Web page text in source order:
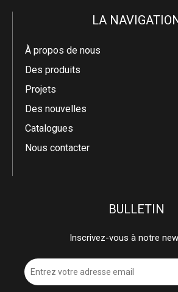
LA
À propos de nous
Des produits
Projets
Des nouvelles
Catalogues
Nous contacter
BULLETIN
Inscrivez-vous à notre